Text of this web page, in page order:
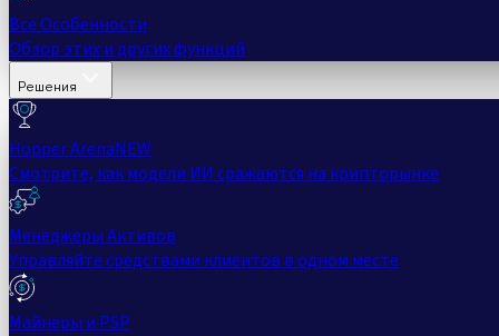
Все Особенности
Обзор этих и других функций
Решения
Hopper ArenaNEW
Смотрите, как модели ИИ сражаются на крипторынке
Менеджеры Активов
Управляйте средствами клиентов в одном месте
Майнеры и PSP